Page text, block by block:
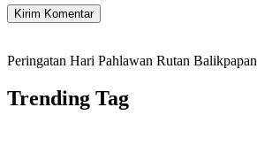
Peringatan Hari Pahlawan Rutan Balikpapan
Trending Tag